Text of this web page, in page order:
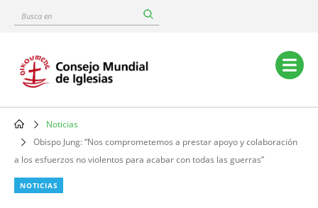
content
Busca
Main
navigation
Breadcrumb
Noticias
Obispo Jung: “Nos comprometemos a prestar apoyo y colaboración
a los esfuerzos no violentos para acabar con todas las guerras”
NOTICIAS